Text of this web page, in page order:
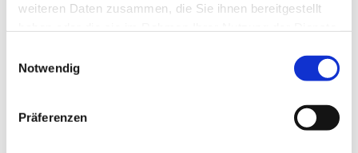
weiteren Daten zusammen, die Sie ihnen bereitgestellt
Notwendig
Präferenzen